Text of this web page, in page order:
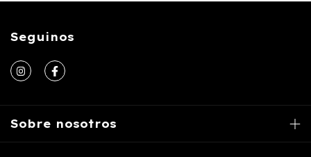
Seguinos
Sobre nosotros